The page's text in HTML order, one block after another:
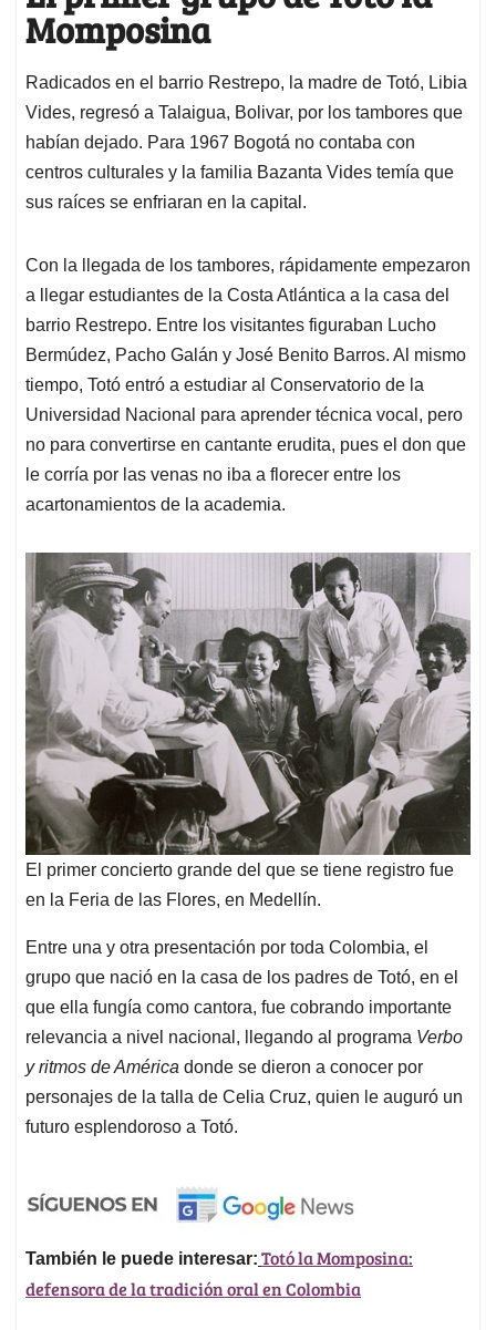
Momposina
Radicados en el barrio Restrepo, la madre de Totó, Libia
Vides, regresó a Talaigua, Bolivar, por los tambores que
habían dejado. Para 1967 Bogotá no contaba con
centros culturales y la familia Bazanta Vides temía que
sus raíces se enfriaran en la capital.
Con la llegada de los tambores, rápidamente empezaron
a llegar estudiantes de la Costa Atlántica a la casa del
barrio Restrepo. Entre los visitantes figuraban Lucho
Bermúdez, Pacho Galán y José Benito Barros. Al mismo
tiempo, Totó entró a estudiar al Conservatorio de la
Universidad Nacional para aprender técnica vocal, pero
no para convertirse en cantante erudita, pues el don que
le corría por las venas no iba a florecer entre los
acartonamientos de la academia.
El primer concierto grande del que se tiene registro fue
en la Feria de las Flores, en Medellín.
Entre una y otra presentación por toda Colombia, el
grupo que nació en la casa de los padres de Totó, en el
que ella fungía como cantora, fue cobrando importante
relevancia a nivel nacional, llegando al programa Verbo
y ritmos de América donde se dieron a conocer por
personajes de la talla de Celia Cruz, quien le auguró un
futuro esplendoroso a Totó.
También le puede interesar: Totó la Momposina:
defensora de la tradición oral en Colombia